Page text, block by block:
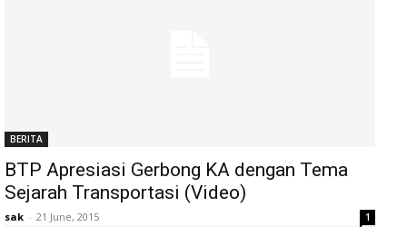
BERITA
BTP Apresiasi Gerbong KA dengan Tema
Sejarah Transportasi (Video)
sak - 21 June, 2015 1